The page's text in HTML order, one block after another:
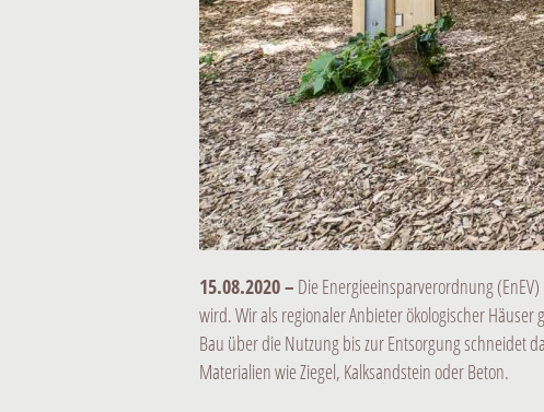
15.08.2020 – Die Energieeinsparverordnung
wird. Wir als regionaler Anbieter ökologischer Häuser
Bau über die Nutzung bis zur Entsorgung schneidet
Materialien wie Ziegel, Kalksandstein oder Beton.